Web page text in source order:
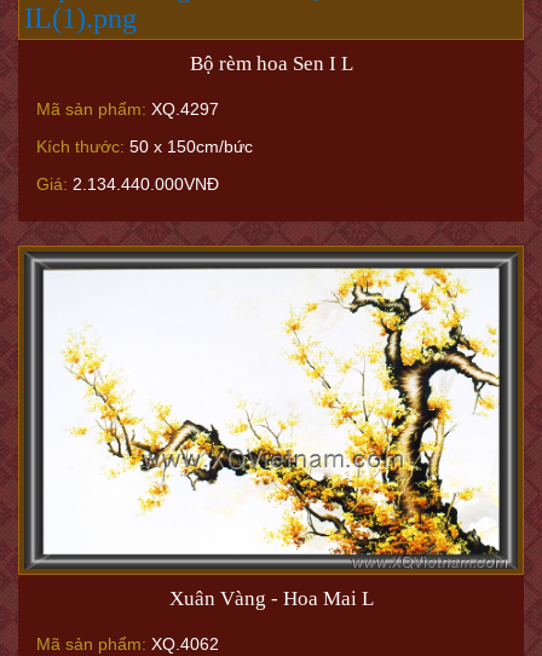
Bộ rèm hoa Sen I L
Mã sản phẩm: XQ.4297
Kích thước: 50 x 150cm/bức
Giá: 2.134.440.000VNĐ
Xuân Vàng - Hoa Mai L
Mã sản phẩm: XQ.4062